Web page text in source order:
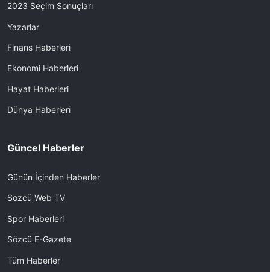
2023 Seçim Sonuçları
Yazarlar
Finans Haberleri
Ekonomi Haberleri
Hayat Haberleri
Dünya Haberleri
Güncel Haberler
Günün İçinden Haberler
Sözcü Web TV
Spor Haberleri
Sözcü E-Gazete
Tüm Haberler